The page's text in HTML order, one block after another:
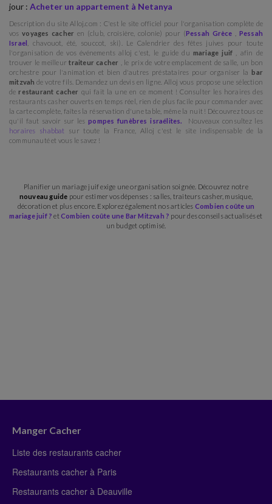
jour : Acheter un appartement à Netanya
Description du site Alloj.com : C'est le site officiel pour l'organisation complète de
vosvoyages cacher en (club, croisière, colonie) pour (Pessah Grèce
Pessah
Israel , chavouot, été, souccot, ski). Le Calendrier des fêtes juives pour toute
l'organisation de vos événements alloj c'est, le guide du mariage juif , afin de
trouver le meilleurtraiteur cacher
, le prix de votre emplacement de salle, un bon
orchestre pour l'animation et bien d'autres préstataires pour organiser la bar
mitzvah de votre fils. Demandez un devis en ligne. Alloj vous propose une sélection
de restaurant cacher qui fait la une en ce moment ! Consulter les horaires des
restaurants casher ouverts en temps réel, rien de plus facile pour commander avec
la carte complète, faîtes la réservation d'une table, même la nuit ! Découvrez tous ce
qu'il faut savoir sur lespompes funèbres israélites.
Nouveaux consultez les
horaires shabbat
sur toute la France, Alloj c'est le site indispensable de la
communauté et vous le savez !
Planifier un mariage juif exige une organisation soignée. Découvrez notre
nouveau guide pour estimer vos dépenses : salles, traiteurs casher, musique,
décoration et plus encore. Explorez également nos articles Combien coûte un
mariage juif ? etCombien coûte une Bar Mitzvah ? pour des conseils actualisés et
un budget optimisé.
Manger Cacher
Liste des restaurants cacher
Restaurants cacher à Paris
Restaurants cacher à Deauville